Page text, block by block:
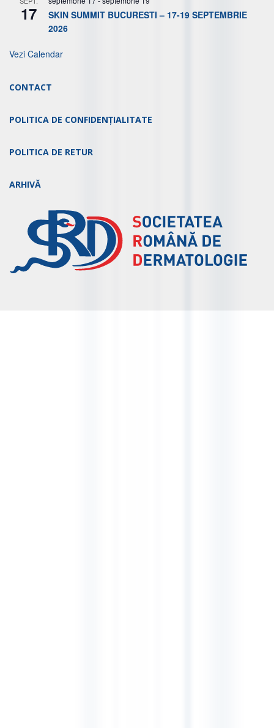
17
SKIN SUMMIT BUCURESTI – 17-19 SEPTEMBRIE
2026
Vezi Calendar
CONTACT
POLITICA DE CONFIDENȚIALITATE
POLITICA DE RETUR
ARHIVĂ